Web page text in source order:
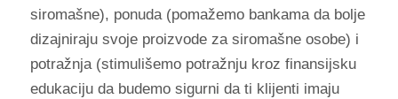
siromašne), ponuda (pomažemo bankama da bolje
dizajniraju svoje proizvode za siromašne osobe) i
potražnja (stimulišemo potražnju kroz finansijsku
edukaciju da budemo sigurni da ti klijenti imaju